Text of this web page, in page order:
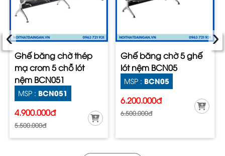
Ghế băng chờ thép
mạ crom 5 chỗ lót
nệm BCN051
MSP : BCN051
4.900.000đ
5.500.000đ
Ghế băng chờ 5 ghế
lót nệm BCN05
MSP : BCN05
6.200.000đ
6.500.000đ
‹ ›